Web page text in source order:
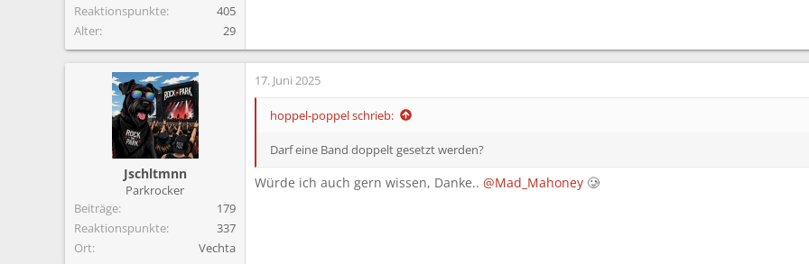
Reaktionspunkte
405
Alter
29
Jschltmnn
Parkrocker
Beiträge
179
Reaktionspunkte
337
Ort
Vechta
17. Juni 2025
hoppel-poppel schrieb:
Darf eine Band doppelt gesetzt werden?
Würde ich auch gern wissen, Danke.. @Mad_Mahoney 🥲